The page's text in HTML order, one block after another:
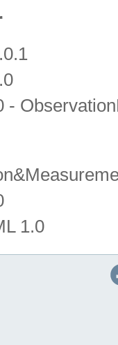
-
1.0